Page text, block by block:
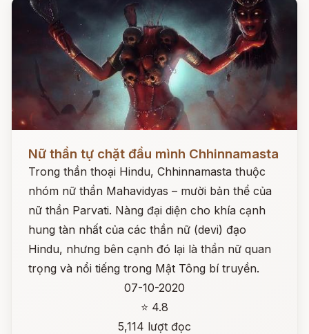
Nữ thần tự chặt đầu mình Chhinnamasta
Trong thần thoại Hindu, Chhinnamasta thuộc
nhóm nữ thần Mahavidyas – mười bản thể của
nữ thần Parvati. Nàng đại diện cho khía cạnh
hung tàn nhất của các thần nữ (devi) đạo
Hindu, nhưng bên cạnh đó lại là thần nữ quan
trọng và nổi tiếng trong Mật Tông bí truyền.
07-10-2020
⭐ 4.8
5,114 lượt đọc